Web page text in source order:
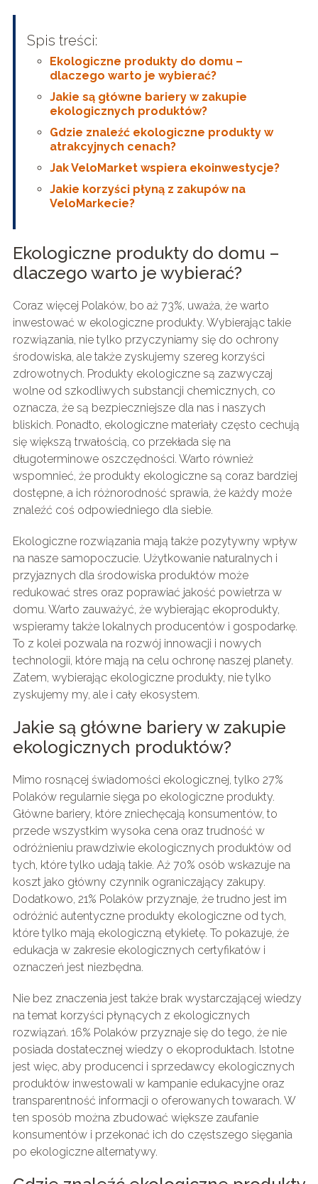
Spis treści:
Ekologiczne produkty do domu –
dlaczego warto je wybierać?
Jakie są główne bariery w zakupie
ekologicznych produktów?
Gdzie znaleźć ekologiczne produkty w
atrakcyjnych cenach?
Jak VeloMarket wspiera ekoinwestycje?
Jakie korzyści płyną z zakupów na
VeloMarkecie?
Ekologiczne produkty do domu –
dlaczego warto je wybierać?
Coraz więcej Polaków, bo aż 73%, uważa, że warto
inwestować w ekologiczne produkty. Wybierając takie
rozwiązania, nie tylko przyczyniamy się do ochrony
środowiska, ale także zyskujemy szereg korzyści
zdrowotnych. Produkty ekologiczne są zazwyczaj
wolne od szkodliwych substancji chemicznych, co
oznacza, że są bezpieczniejsze dla nas i naszych
bliskich. Ponadto, ekologiczne materiały często cechują
się większą trwałością, co przekłada się na
długoterminowe oszczędności. Warto również
wspomnieć, że produkty ekologiczne są coraz bardziej
dostępne, a ich różnorodność sprawia, że każdy może
znaleźć coś odpowiedniego dla siebie.
Ekologiczne rozwiązania mają także pozytywny wpływ
na nasze samopoczucie. Użytkowanie naturalnych i
przyjaznych dla środowiska produktów może
redukować stres oraz poprawiać jakość powietrza w
domu. Warto zauważyć, że wybierając ekoprodukty,
wspieramy także lokalnych producentów i gospodarkę.
To z kolei pozwala na rozwój innowacji i nowych
technologii, które mają na celu ochronę naszej planety.
Zatem, wybierając ekologiczne produkty, nie tylko
zyskujemy my, ale i cały ekosystem.
Jakie są główne bariery w zakupie
ekologicznych produktów?
Mimo rosnącej świadomości ekologicznej, tylko 27%
Polaków regularnie sięga po ekologiczne produkty.
Główne bariery, które zniechęcają konsumentów, to
przede wszystkim wysoka cena oraz trudność w
odróżnieniu prawdziwie ekologicznych produktów od
tych, które tylko udają takie. Aż 70% osób wskazuje na
koszt jako główny czynnik ograniczający zakupy.
Dodatkowo, 21% Polaków przyznaje, że trudno jest im
odróżnić autentyczne produkty ekologiczne od tych,
które tylko mają ekologiczną etykietę. To pokazuje, że
edukacja w zakresie ekologicznych certyfikatów i
oznaczeń jest niezbędna.
Nie bez znaczenia jest także brak wystarczającej wiedzy
na temat korzyści płynących z ekologicznych
rozwiązań. 16% Polaków przyznaje się do tego, że nie
posiada dostatecznej wiedzy o ekoproduktach. Istotne
jest więc, aby producenci i sprzedawcy ekologicznych
produktów inwestowali w kampanie edukacyjne oraz
transparentność informacji o oferowanych towarach. W
ten sposób można zbudować większe zaufanie
konsumentów i przekonać ich do częstszego sięgania
po ekologiczne alternatywy.